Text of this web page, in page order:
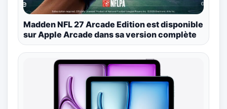
Madden NFL 27 Arcade Edition est disponible
sur Apple Arcade dans sa version complète